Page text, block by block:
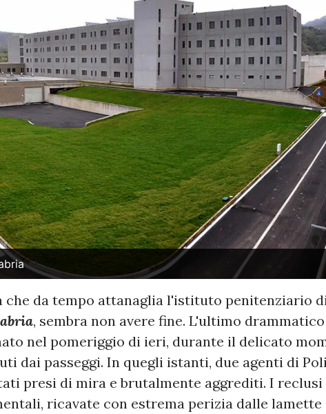
che da tempo attanaglia l'istituto penitenziario di
, sembra non avere fine. L'ultimo drammatico
nel pomeriggio di ieri, durante il delicato
dai passeggi. In quegli istanti, due agenti di
presi di mira e brutalmente aggrediti. I reclusi
ricavate con estrema perizia dalle lamette